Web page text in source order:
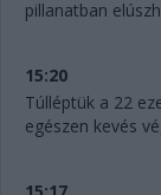
pillanatban
15:20
Túlléptük a 22
egészen kevés